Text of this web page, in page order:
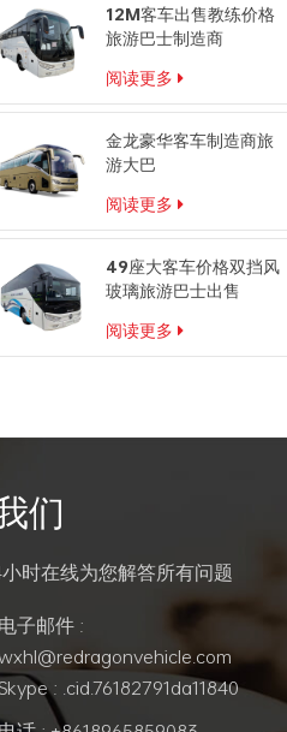
12M客车出售教练价格
旅游巴士制造商
阅读更多
金龙豪华客车制造商旅
游大巴
阅读更多
49座大客车价格双挡风
玻璃旅游巴士出售
阅读更多
们
时在线为您解答所有问题
电子邮件 :
: .cid.76182791da11840